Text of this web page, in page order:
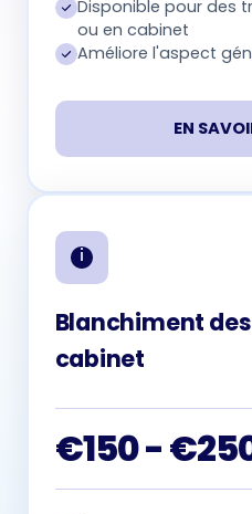
Disponible pour des
ou en cabinet
Améliore l'aspect
EN
Blanchiment
cabinet
€150 -